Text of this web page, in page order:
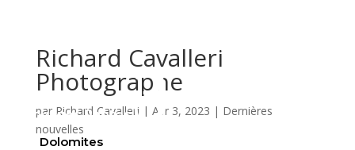
Voyages Photos3
Dolomites
Richard Cavalleri
Photographe
par Richard Cavalleri | Avr 3, 2023 | Dernières
nouvelles